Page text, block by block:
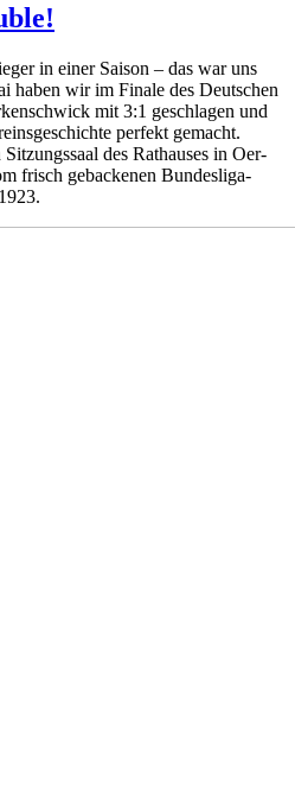
in einer Saison – das war uns
haben wir im Finale des Deutschen
mit 3:1 geschlagen und
perfekt gemacht.
des Rathauses in Oer-
frisch gebackenen Bundesliga-